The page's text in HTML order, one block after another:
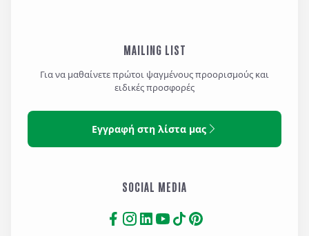
MAILING LIST
Για να μαθαίνετε πρώτοι ψαγμένους προορισμούς και
ειδικές προσφορές
Εγγραφή στη λίστα μας
SOCIAL MEDIA